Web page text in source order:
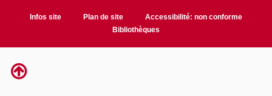
Infos site Plan de site
Accessibilité: non conforme
Bibliothèques